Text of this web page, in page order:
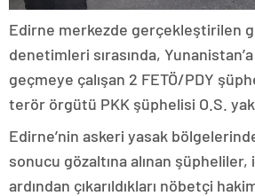
Edirne merkezde gerçekleştirilen
denetimleri sırasında,
geçmeye çalışan 2 FETÖ/PDY
terör örgütü PKK şüphelisi O.S.
Edirne’nin askeri yasak
sonucu gözaltına alınan
ardından çıkarıldıkları nöbetçi